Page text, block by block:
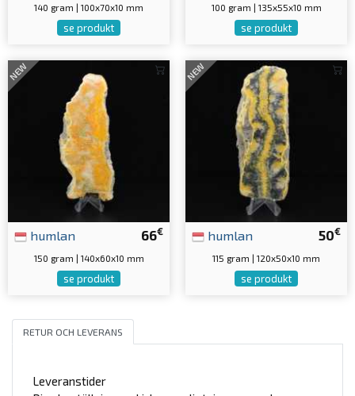
140 gram | 100x70x10 mm
se produkt
100 gram | 135x55x10 mm
se produkt
NEW
66€
humlan
150 gram | 140x60x10 mm
se produkt
NEW
50€
humlan
115 gram | 120x50x10 mm
se produkt
RETUR OCH LEVERANS
Leveranstider